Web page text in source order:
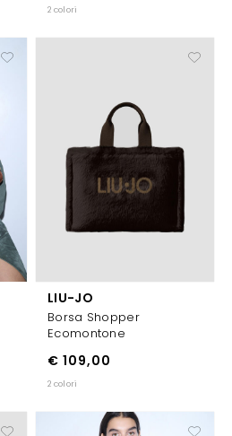
2 colori
LIU-JO
Borsa Shopper
Ecomontone
€ 109,00
2 colori